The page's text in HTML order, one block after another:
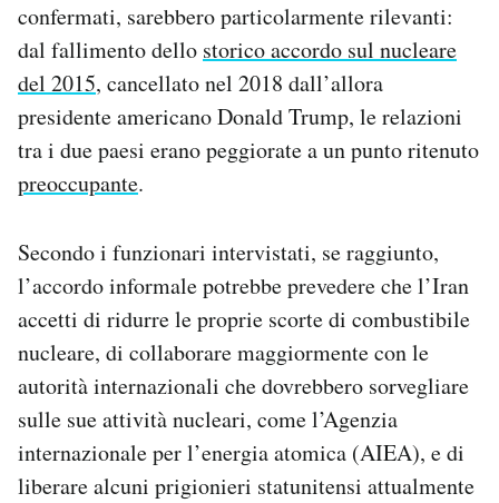
Regala il Post
Hai bisogno di aiuto?
Esci
confermati, sarebbero particolarmente rilevanti:
dal fallimento dello storico accordo sul nucleare
del 2015, cancellato nel 2018 dall’allora
presidente americano Donald Trump, le relazioni
tra i due paesi erano peggiorate a un punto ritenuto
preoccupante.
Secondo i funzionari intervistati, se raggiunto,
l’accordo informale potrebbe prevedere che l’Iran
accetti di ridurre le proprie scorte di combustibile
nucleare, di collaborare maggiormente con le
autorità internazionali che dovrebbero sorvegliare
sulle sue attività nucleari, come l’Agenzia
internazionale per l’energia atomica (AIEA), e di
liberare alcuni prigionieri statunitensi attualmente